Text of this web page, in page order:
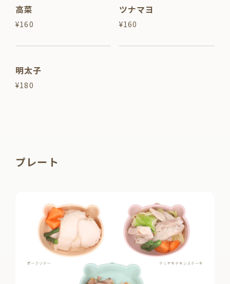
高菜
¥160
ツナマヨ
¥160
明太子
¥180
プレート